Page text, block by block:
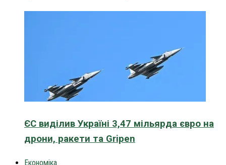
ЄС виділив Україні 3,47 мільярда євро на
дрони, ракети та Gripen
Економіка